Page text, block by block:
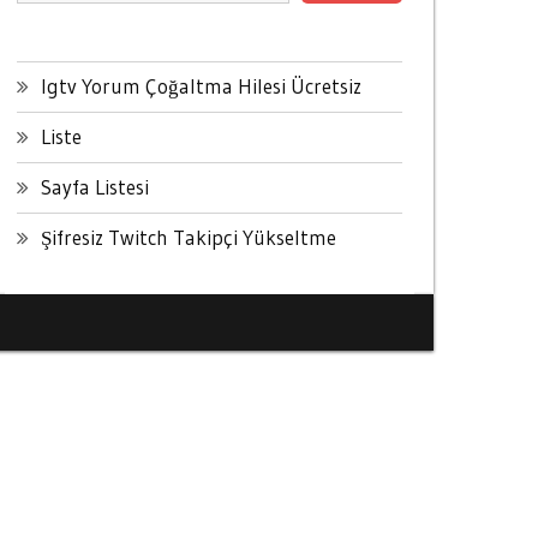
Igtv Yorum Çoğaltma Hilesi Ücretsiz
Liste
Sayfa Listesi
Şifresiz Twitch Takipçi Yükseltme